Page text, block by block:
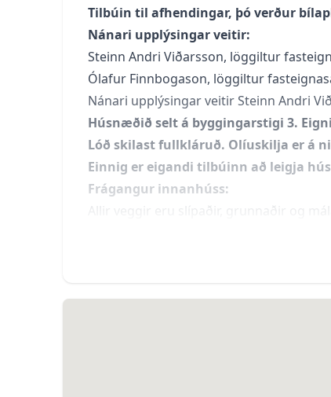
Tilbúin til afhendingar, þó verður
Nánari upplýsingar veitir:
Steinn Andri Viðarsson, löggiltur
Ólafur Finnbogason, löggiltur
Nánari upplýsingar veitir Steinn Andri
Húsnæðið selt á byggingarstigi 3.
Lóð skilast fullkláruð. Olíuskilja er á
Einnig er eigandi tilbúinn að leigja
Frágangur innanhúss:
Allir veggir eru slípaðir, grunnaðir og
flotuð. Steypt loft er slípað, grunnað
reiknað er með að kaupandi gangi